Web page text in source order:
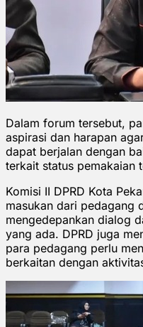
Dalam forum tersebut,
aspirasi dan harapan
dapat berjalan dengan
terkait status pemakaian
Komisi II DPRD Kota
masukan dari pedagang
mengedepankan dialog
yang ada. DPRD juga
para pedagang perlu
berkaitan dengan